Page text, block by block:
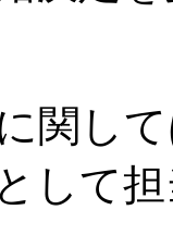
関し
して